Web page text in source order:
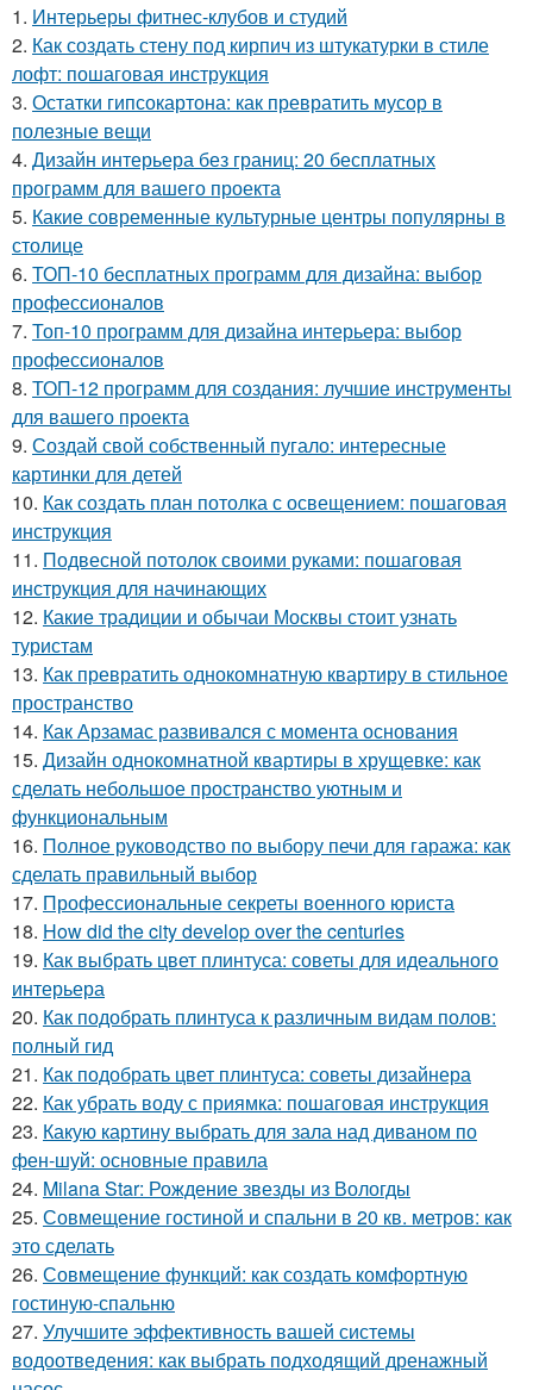
1. Интерьеры фитнес-клубов и студий
2. Как создать стену под кирпич из штукатурки в стиле
лофт: пошаговая инструкция
3. Остатки гипсокартона: как превратить мусор в
полезные вещи
4. Дизайн интерьера без границ: 20 бесплатных
программ для вашего проекта
5. Какие современные культурные центры популярны в
столице
6. ТОП-10 бесплатных программ для дизайна: выбор
профессионалов
7. Топ-10 программ для дизайна интерьера: выбор
профессионалов
8. ТОП-12 программ для создания: лучшие инструменты
для вашего проекта
9. Создай свой собственный пугало: интересные
картинки для детей
10. Как создать план потолка с освещением: пошаговая
инструкция
11. Подвесной потолок своими руками: пошаговая
инструкция для начинающих
12. Какие традиции и обычаи Москвы стоит узнать
туристам
13. Как превратить однокомнатную квартиру в стильное
пространство
14. Как Арзамас развивался с момента основания
15. Дизайн однокомнатной квартиры в хрущевке: как
сделать небольшое пространство уютным и
функциональным
16. Полное руководство по выбору печи для гаража: как
сделать правильный выбор
17. Профессиональные секреты военного юриста
18. How did the city develop over the centuries
19. Как выбрать цвет плинтуса: советы для идеального
интерьера
20. Как подобрать плинтуса к различным видам полов:
полный гид
21. Как подобрать цвет плинтуса: советы дизайнера
22. Как убрать воду с приямка: пошаговая инструкция
23. Какую картину выбрать для зала над диваном по
фен-шуй: основные правила
24. Milana Star: Рождение звезды из Вологды
25. Совмещение гостиной и спальни в 20 кв. метров: как
это сделать
26. Совмещение функций: как создать комфортную
гостиную-спальню
27. Улучшите эффективность вашей системы
водоотведения: как выбрать подходящий дренажный